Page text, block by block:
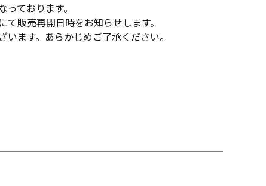
ております。
販売再開日時をお知らせします。
ます。あらかじめご了承ください。